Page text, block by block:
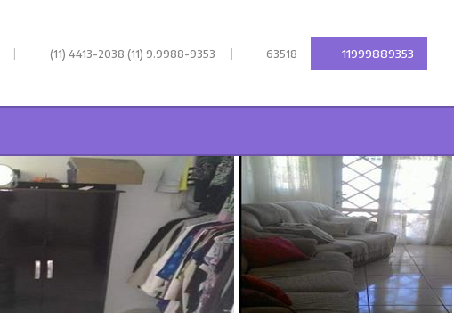
| (11) 4413-2038 (11) 9.9988-9353 | 63518 11999889353